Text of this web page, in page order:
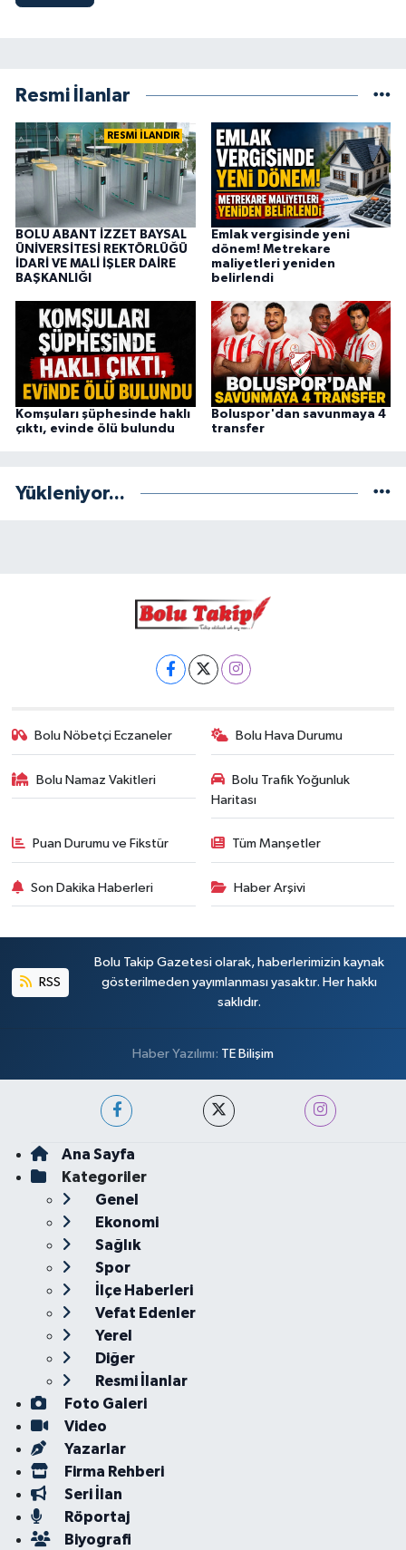
Resmi İlanlar
RESMİ İLANDIR
BOLU ABANT İZZET BAYSAL
ÜNİVERSİTESİ REKTÖRLÜĞÜ
İDARİ VE MALİ İŞLER DAİRE
BAŞKANLIĞI
Emlak vergisinde yeni
dönem! Metrekare
maliyetleri yeniden
belirlendi
Komşuları şüphesinde haklı
çıktı, evinde ölü bulundu
Boluspor'dan savunmaya 4
transfer
Yükleniyor...
Bolu Nöbetçi Eczaneler Bolu Hava Durumu
Bolu Namaz Vakitleri
Bolu Trafik Yoğunluk
Haritası
Puan Durumu ve Fikstür Tüm Manşetler
Son Dakika Haberleri Haber Arşivi
RSS
Bolu Takip Gazetesi olarak, haberlerimizin kaynak
gösterilmeden yayımlanması yasaktır. Her hakkı
saklıdır.
Haber Yazılımı: TE Bilişim
Ana Sayfa
Kategoriler
Genel
Ekonomi
Sağlık
Spor
İlçe Haberleri
Vefat Edenler
Yerel
Diğer
Resmi İlanlar
Foto Galeri
Video
Yazarlar
Firma Rehberi
Seri İlan
Röportaj
Biyografi